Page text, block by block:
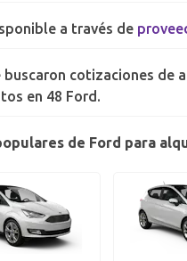
a través de
buscaron cotizaciones de
en 48 Ford.
de Ford para